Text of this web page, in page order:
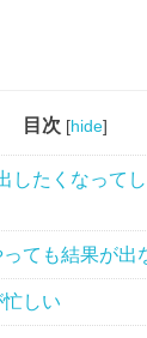
目次 [hide]
したくなって
っても結果が出
忙しい